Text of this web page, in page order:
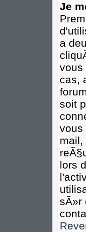
Je
a
vous
cas,
soit
vous
mail,
lors
sÃ»r